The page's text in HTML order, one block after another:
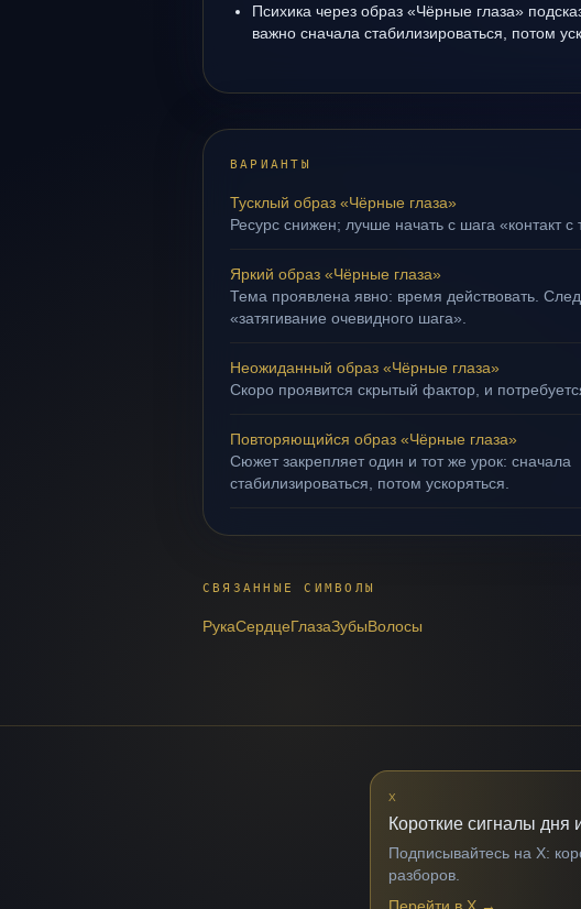
Психика через образ «Чёрные глаза»
важно сначала стабилизироваться, потом
ВАРИАНТЫ
Тусклый образ «Чёрные глаза»
Ресурс снижен; лучше начать с шага «контакт с
Яркий образ «Чёрные глаза»
Тема проявлена явно: время действовать.
«затягивание очевидного шага».
Неожиданный образ «Чёрные глаза»
Скоро проявится скрытый фактор, и
Повторяющийся образ «Чёрные глаза»
Сюжет закрепляет один и тот же урок: сначала
стабилизироваться, потом ускоряться.
СВЯЗАННЫЕ СИМВОЛЫ
РукаСердцеГлазаЗубыВолосы
X
Короткие сигналы дня
Подписывайтесь на X:
разборов.